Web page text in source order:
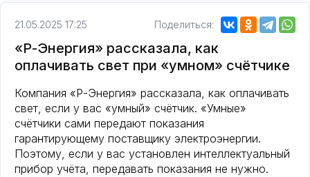
21.05.2025 17:25 Поделиться:
«Р-Энергия» рассказала, как
оплачивать свет при «умном» счётчике
Компания «Р-Энергия» рассказала, как оплачивать
свет, если у вас «умный» счётчик. «Умные»
счётчики сами передают показания
гарантирующему поставщику электроэнергии.
Поэтому, если у вас установлен интеллектуальный
прибор учёта, передавать показания не нужно.